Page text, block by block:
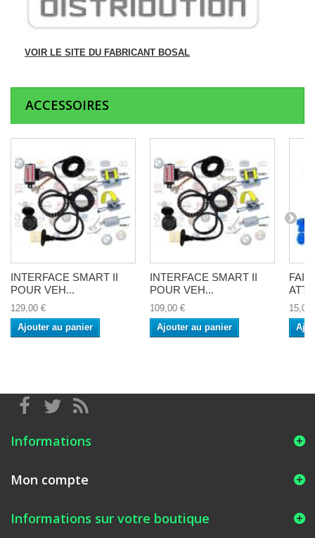
VOIR LE SITE DU FABRICANT BOSAL
ACCESSOIRES
INTERFACE SMART II
POUR VEH...
129,00 €
Ajouter au panier
INTERFACE SMART II
POUR VEH...
109,00 €
Ajouter au panier
15,00
Informations
Mon compte
Informations sur votre boutique